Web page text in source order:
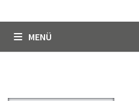
MENÜ